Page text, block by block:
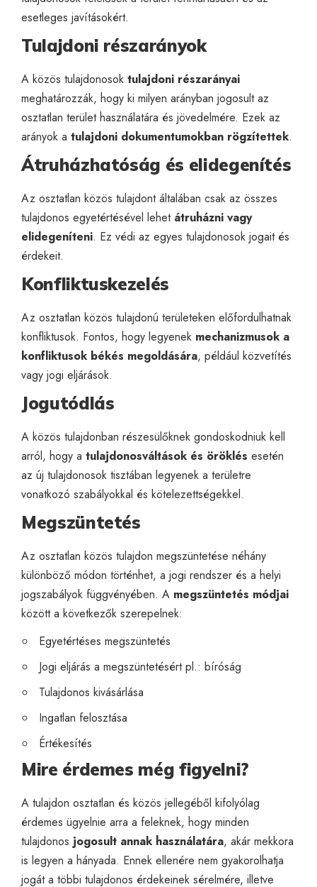
esetleges javításokért.
Tulajdoni részarányok
A közös tulajdonosok tulajdoni részarányai
meghatározzák, hogy ki milyen arányban jogosult az
osztatlan terület használatára és jövedelmére. Ezek az
arányok a tulajdoni dokumentumokban rögzítettek.
Átruházhatóság és elidegenítés
Az osztatlan közös tulajdont általában csak az összes
tulajdonos egyetértésével lehet átruházni vagy
elidegeníteni. Ez védi az egyes tulajdonosok jogait és
érdekeit.
Konfliktuskezelés
Az osztatlan közös tulajdonú területeken előfordulhatnak
konfliktusok. Fontos, hogy legyenek mechanizmusok a
konfliktusok békés megoldására, például közvetítés
vagy jogi eljárások.
Jogutódlás
A közös tulajdonban részesülőknek gondoskodniuk kell
arról, hogy a tulajdonosváltások és öröklés esetén
az új tulajdonosok tisztában legyenek a területre
vonatkozó szabályokkal és kötelezettségekkel.
Megszüntetés
Az osztatlan közös tulajdon megszüntetése néhány
különböző módon történhet, a jogi rendszer és a helyi
jogszabályok függvényében. A megszüntetés módjai
között a következők szerepelnek:
Egyetértéses megszüntetés
Jogi eljárás a megszüntetésért pl.: bíróság
Tulajdonos kivásárlása
Ingatlan felosztása
Értékesítés
Mire érdemes még figyelni?
A tulajdon osztatlan és közös jellegéből kifolyólag
érdemes ügyelnie arra a feleknek, hogy minden
tulajdonos jogosult annak használatára, akár mekkora
is legyen a hányada. Ennek ellenére nem gyakorolhatja
jogát a többi tulajdonos érdekeinek sérelmére, illetve